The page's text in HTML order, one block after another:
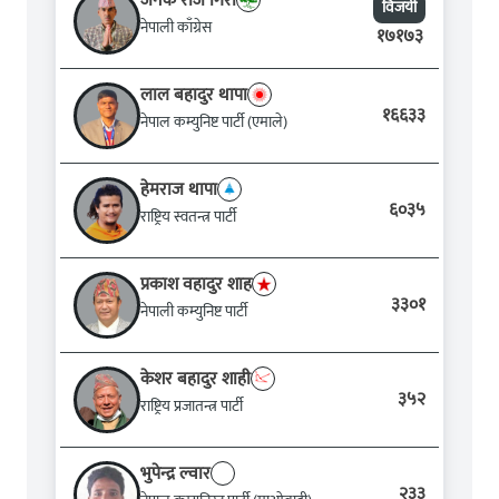
नेपाली काँग्रेस
विजयी
१७१७३
लाल बहादुर थापा
नेपाल कम्युनिष्ट पार्टी (एमाले) १६६३३
हेमराज थापा
राष्ट्रिय स्वतन्त्र पार्टी ६०३५
प्रकाश वहादुर शाह
नेपाली कम्युनिष्ट पार्टी ३३०१
केशर बहादुर शाही
राष्ट्रिय प्रजातन्त्र पार्टी ३५२
भुपेन्द्र ल्वार